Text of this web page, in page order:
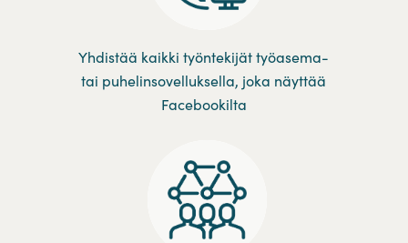
Yhdistää kaikki työntekijät työasema-
tai puhelinsovelluksella, joka näyttää
Facebookilta